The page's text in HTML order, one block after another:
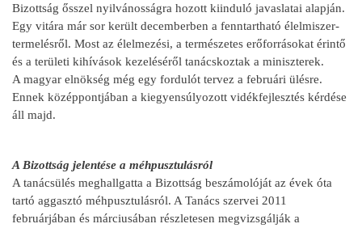
Bizottság ősszel nyilvánosságra hozott kiinduló javaslatai alapján.
Egy vitára már sor került decemberben a fenntartható élelmiszer-
termelésről. Most az élelmezési, a természetes erőforrásokat érintő
és a területi kihívások kezeléséről tanácskoztak a miniszterek.
A magyar elnökség még egy fordulót tervez a februári ülésre.
Ennek középpontjában a kiegyensúlyozott vidékfejlesztés kérdése
áll majd.
A Bizottság jelentése a méhpusztulásról
A tanácsülés meghallgatta a Bizottság beszámolóját az évek óta
tartó aggasztó méhpusztulásról. A Tanács szervei 2011
februárjában és márciusában részletesen megvizsgálják a